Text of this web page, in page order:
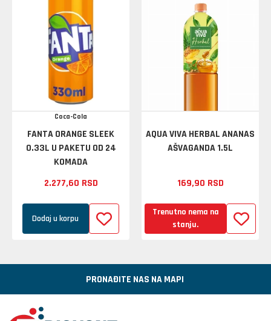
Coca-Cola
FANTA ORANGE SLEEK
0.33L U PAKETU OD 24
KOMADA
2.277,60 RSD
Dodaj u korpu
AQUA VIVA HERBAL ANANAS
AŠVAGANDA 1.5L
169,90 RSD
Trenutno nema na
stanju.
PRONAĐITE NAS NA MAPI